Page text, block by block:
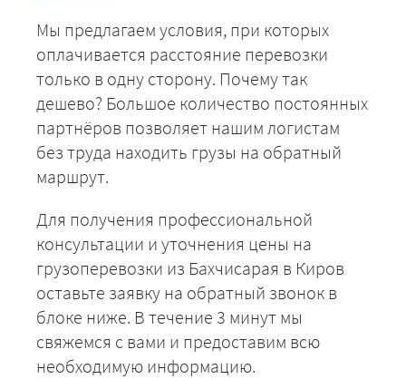
Мы предлагаем условия, при которых
оплачивается расстояние перевозки
только в одну сторону. Почему так
дешево? Большое количество постоянных
партнёров позволяет нашим логистам
без труда находить грузы на обратный
маршрут.
Для получения профессиональной
консультации и уточнения цены на
грузоперевозки из Бахчисарая в Киров
оставьте заявку на обратный звонок в
блоке ниже. В течение 3 минут мы
свяжемся с вами и предоставим всю
необходимую информацию.